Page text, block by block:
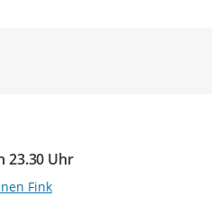
23.30 Uhr
Fink